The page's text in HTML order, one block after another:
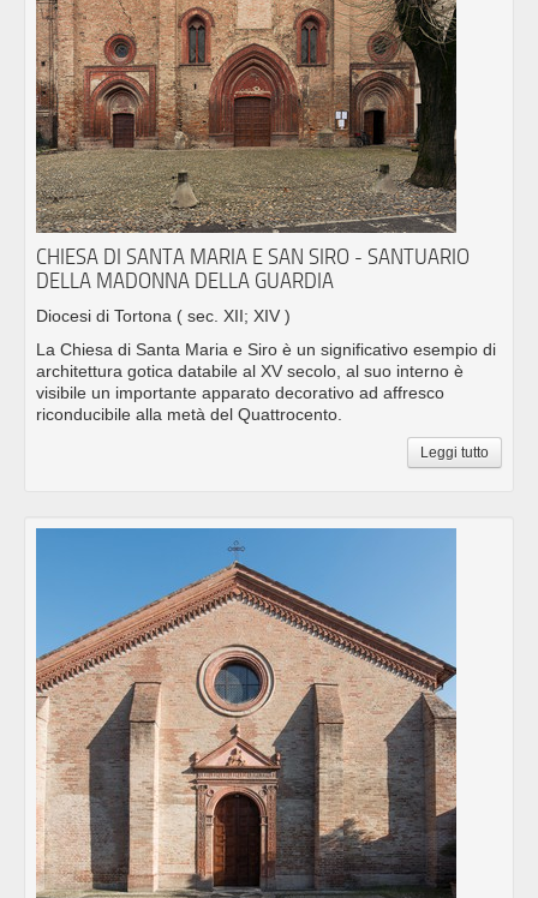
CHIESA DI SANTA MARIA E SAN SIRO - SANTUARIO
DELLA MADONNA DELLA GUARDIA
Diocesi di Tortona ( sec. XII; XIV )
La Chiesa di Santa Maria e Siro è un significativo esempio di
architettura gotica databile al XV secolo, al suo interno è
visibile un importante apparato decorativo ad affresco
riconducibile alla metà del Quattrocento.
Leggi tutto